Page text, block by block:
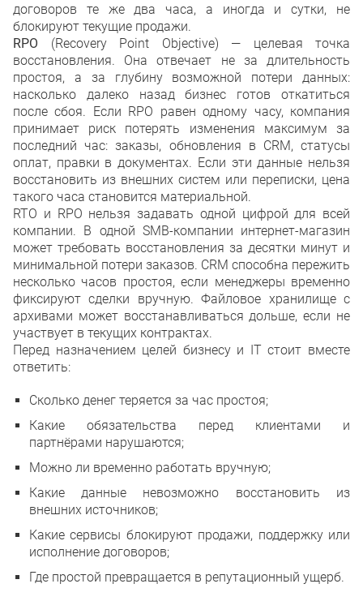
договоров те же два часа, а иногда и сутки, не
блокируют текущие продажи.
RPO (Recovery Point Objective) — целевая точка
восстановления. Она отвечает не за длительность
простоя, а за глубину возможной потери данных:
насколько далеко назад бизнес готов откатиться
после сбоя. Если RPO равен одному часу, компания
принимает риск потерять изменения максимум за
последний час: заказы, обновления в CRM, статусы
оплат, правки в документах. Если эти данные нельзя
восстановить из внешних систем или переписки, цена
такого часа становится материальной.
RTO и RPO нельзя задавать одной цифрой для всей
компании. В одной SMB-компании интернет-магазин
может требовать восстановления за десятки минут и
минимальной потери заказов. CRM способна пережить
несколько часов простоя, если менеджеры временно
фиксируют сделки вручную. Файловое хранилище с
архивами может восстанавливаться дольше, если не
участвует в текущих контрактах.
Перед назначением целей бизнесу и IT стоит вместе
ответить:
Сколько денег теряется за час простоя;
Какие обязательства перед клиентами и
партнёрами нарушаются;
Можно ли временно работать вручную;
Какие данные невозможно восстановить из
внешних источников;
Какие сервисы блокируют продажи, поддержку или
исполнение договоров;
Где простой превращается в репутационный ущерб.